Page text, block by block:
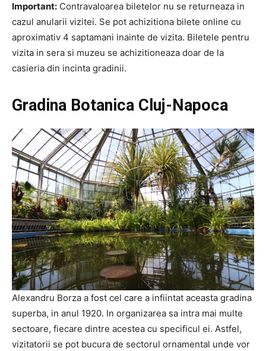
Important: Contravaloarea biletelor nu se returneaza in
cazul anularii vizitei. Se pot achizitiona bilete online cu
aproximativ 4 saptamani inainte de vizita. Biletele pentru
vizita in sera si muzeu se achizitioneaza doar de la
casieria din incinta gradinii.
Gradina Botanica Cluj-Napoca
Alexandru Borza a fost cel care a infiintat aceasta gradina
superba, in anul 1920. In organizarea sa intra mai multe
sectoare, fiecare dintre acestea cu specificul ei. Astfel,
vizitatorii se pot bucura de sectorul ornamental unde vor